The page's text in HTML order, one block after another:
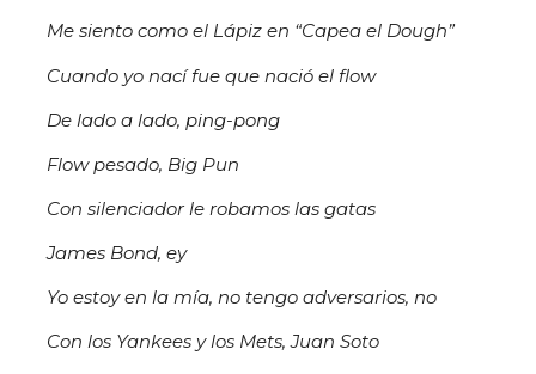
Me siento como el Lápiz en “Capea el Dough”
Cuando yo nací fue que nació el flow
De lado a lado, ping-pong
Flow pesado, Big Pun
Con silenciador le robamos las gatas
James Bond, ey
Yo estoy en la mía, no tengo adversarios, no
Con los Yankees y los Mets, Juan Soto